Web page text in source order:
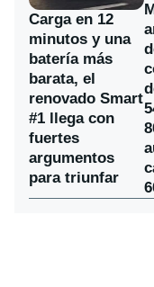
Carga en 12
minutos y una
batería más
barata, el
renovado Smart
#1 llega con
fuertes
argumentos
para triunfar